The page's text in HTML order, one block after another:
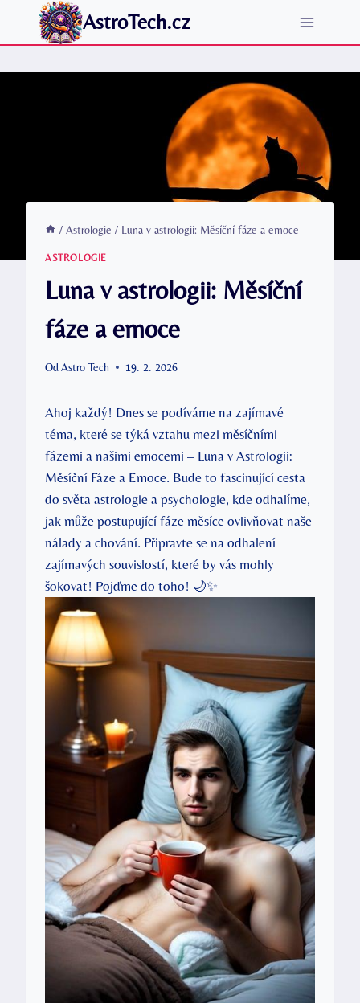
Přeskočit
AstroTech.cz
/ Astrologie / Luna v astrologii: Měsíční fáze a emoce
ASTROLOGIE
Luna v astrologii: Měsíční
fáze a emoce
Od Astro Tech 19. 2. 2026
Ahoj každý! Dnes se podíváme na​ zajímavé
téma, které se týká vztahu ‍mezi měsíčními
fázemi a našimi⁢ emocemi – Luna⁣ v Astrologii:
Měsíční Fáze ⁤a Emoce. ​Bude to fascinující⁤ cesta
do světa astrologie a psychologie,​ kde odhalíme,​
jak ‌může postupující fáze měsíce ovlivňovat naše
nálady a ‌chování. Připravte ⁤se‌ na odhalení
zajímavých souvislostí,​ které by vás ‍mohly
šokovat! ⁤Pojďme‍ do toho! 🌙✨